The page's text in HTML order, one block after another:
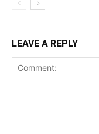
LEAVE A REPLY